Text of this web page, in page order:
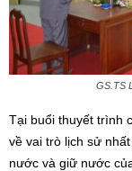
GS.TS
Tại buổi thuyết trình
về vai trò lịch sử
nước và giữ nước